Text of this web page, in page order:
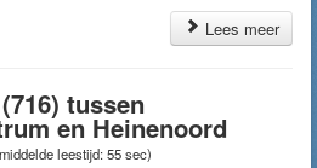
Lees meer
tussen
en Heinenoord
leestijd: 55 sec)